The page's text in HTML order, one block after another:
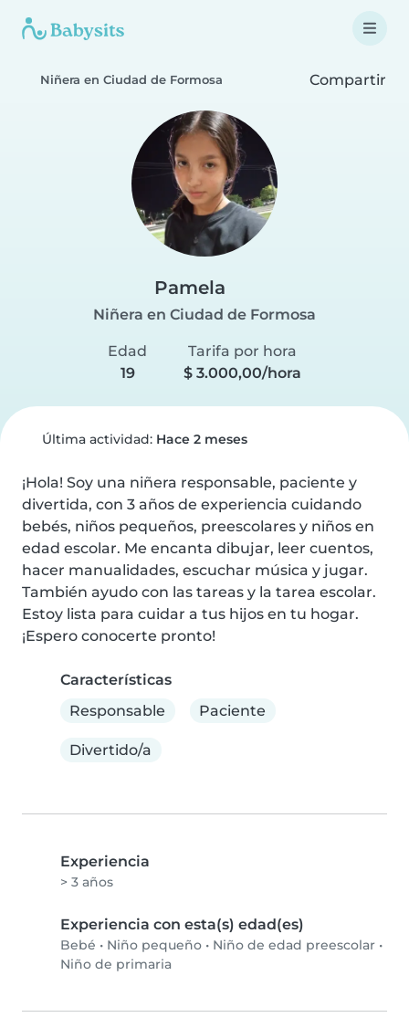
Niñera en Ciudad de Formosa Compartir
Pamela
Niñera en Ciudad de Formosa
Edad
19
Tarifa por hora
$ 3.000,00/hora
Última actividad: Hace 2 meses
¡Hola! Soy una niñera responsable, paciente y
divertida, con 3 años de experiencia cuidando
bebés, niños pequeños, preescolares y niños en
edad escolar. Me encanta dibujar, leer cuentos,
hacer manualidades, escuchar música y jugar.
También ayudo con las tareas y la tarea escolar.
Estoy lista para cuidar a tus hijos en tu hogar.
¡Espero conocerte pronto!
Características
Responsable
Paciente
Divertido/a
Experiencia
> 3 años
Experiencia con esta(s) edad(es)
Bebé • Niño pequeño • Niño de edad preescolar •
Niño de primaria